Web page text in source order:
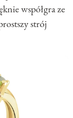
współgra ze
strój